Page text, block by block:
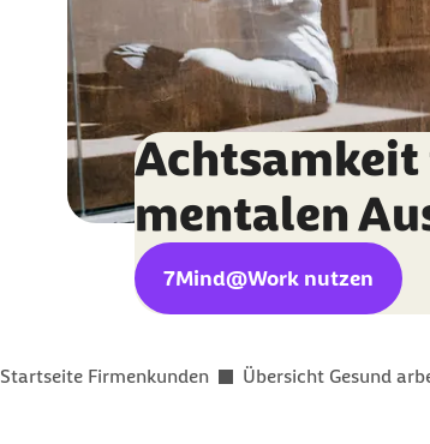
mentalen
7Mind@Work nutzen
Sie befinden sich hier:
Startseite Firmenkunden Übersicht Gesund